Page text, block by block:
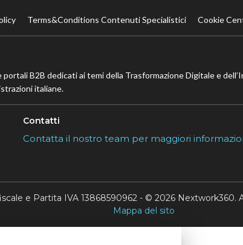
Terms&Conditions Contenuti Specialistici Cookie
B2B dedicati ai temi della Trasformazione Digitale e
italiane.
Contatti
Contatta il nostro team per maggiori
e Partita IVA 13868590962 - © 2026 Nextwork360.
Mappa del sito